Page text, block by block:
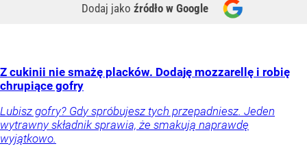
Dodaj jako źródło w Google
Z cukinii nie smażę placków. Dodaję mozzarellę i robię
chrupiące gofry
Lubisz gofry? Gdy spróbujesz tych przepadniesz. Jeden
wytrawny składnik sprawia, że smakują naprawdę
wyjątkowo.